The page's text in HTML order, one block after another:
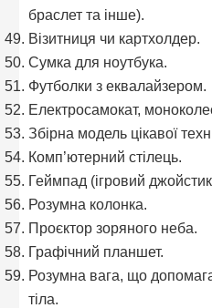
браслет та інше).
Візитниця чи картхолдер.
Сумка для ноутбука.
Футболки з еквалайзером.
Електросамокат,
Збірна модель цікавої
Комп’ютерний стілець.
Геймпад (ігровий
Розумна колонка.
Проєктор зоряного неба.
Графічний планшет.
Розумна вага, що
тіла.